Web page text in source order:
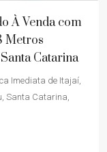
À Venda com
Metros
Catarina
Imediata de Itajaí,
Santa Catarina,